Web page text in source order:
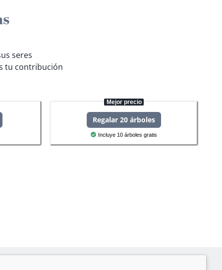
seres
tu contribución
Mejor precio
Regalar 20 árboles
Incluye 10 árboles gratis